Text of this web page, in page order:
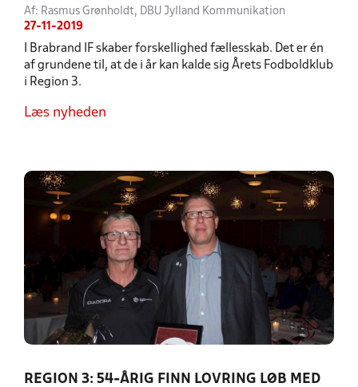
Af: Rasmus Grønholdt, DBU Jylland Kommunikation
27-11-2019
I Brabrand IF skaber forskellighed fællesskab. Det er én
af grundene til, at de i år kan kalde sig Årets Fodboldklub
i Region 3.
Læs nyheden
REGION 3: 54-ÅRIG FINN LOVRING LØB MED